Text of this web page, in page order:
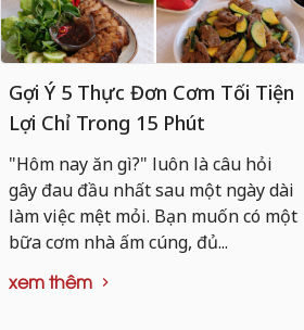
Gợi Ý 5 Thực Đơn Cơm Tối Tiện
Lợi Chỉ Trong 15 Phút
"Hôm nay ăn gì?" luôn là câu hỏi
gây đau đầu nhất sau một ngày dài
làm việc mệt mỏi. Bạn muốn có một
bữa cơm nhà ấm cúng, đủ...
xem thêm